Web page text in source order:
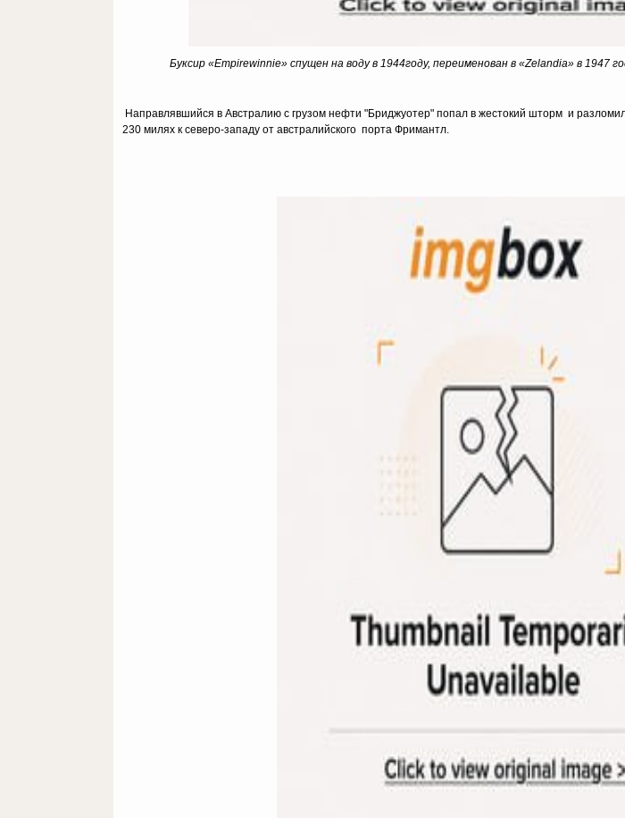
Буксир «Empirewinnie» спущен на воду в 1944году, переименован в «Zelandia» в 1947
Направлявшийся в Австралию с грузом нефти "Бриджуотер" попал в жестокий шторм и
230 милях к северо-западу от австралийского порта Фримантл.